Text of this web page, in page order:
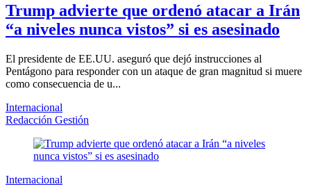
Trump advierte que ordenó atacar a Irán
“a niveles nunca vistos” si es asesinado
El presidente de EE.UU. aseguró que dejó instrucciones al
Pentágono para responder con un ataque de gran magnitud si muere
como consecuencia de u...
Internacional
Redacción Gestión
Internacional